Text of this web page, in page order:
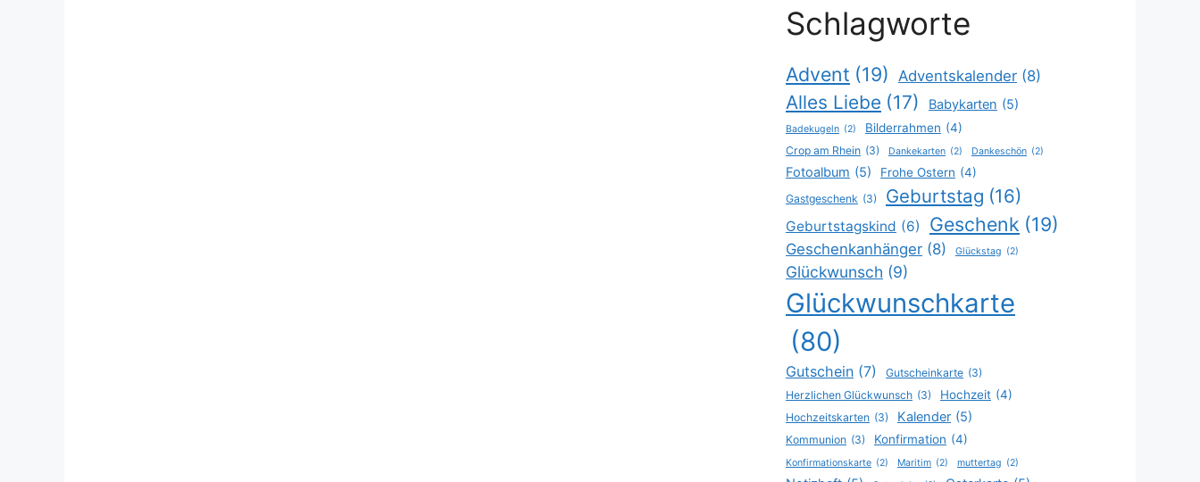
Schlagworte
Advent (19) Adventskalender (8)
Alles Liebe (17) Babykarten (5)
Badekugeln (2) Bilderrahmen (4)
Crop am Rhein (3) Dankekarten (2) Dankeschön (2)
Fotoalbum (5) Frohe Ostern (4)
Gastgeschenk (3) Geburtstag (16)
Geburtstagskind (6) Geschenk (19)
Geschenkanhänger (8) Glückstag (2)
Glückwunsch (9)
Glückwunschkarte
(80)
Gutschein (7) Gutscheinkarte (3)
Herzlichen Glückwunsch (3) Hochzeit (4)
Hochzeitskarten (3) Kalender (5)
Kommunion (3) Konfirmation (4)
Konfirmationskarte (2) Maritim (2) muttertag (2)